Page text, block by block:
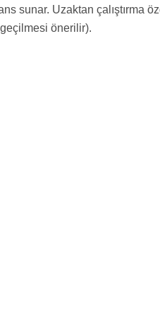
sunar. Uzaktan çalıştırma
önerilir).